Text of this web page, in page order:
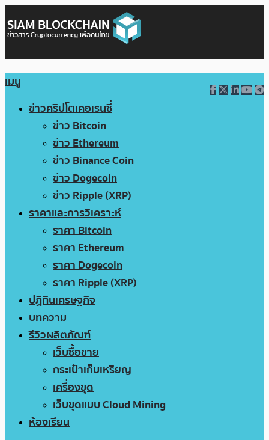
เมนู
ข่าวคริปโตเคอเรนซี่
ข่าว Bitcoin
ข่าว Ethereum
ข่าว Binance Coin
ข่าว Dogecoin
ข่าว Ripple (XRP)
ราคาและการวิเคราะห์
ราคา Bitcoin
ราคา Ethereum
ราคา Dogecoin
ราคา Ripple (XRP)
ปฏิทินเศรษฐกิจ
บทความ
รีวิวผลิตภัณฑ์
เว็บซื้อขาย
กระเป๋าเก็บเหรียญ
เครื่องขุด
เว็บขุดแบบ Cloud Mining
ห้องเรียน